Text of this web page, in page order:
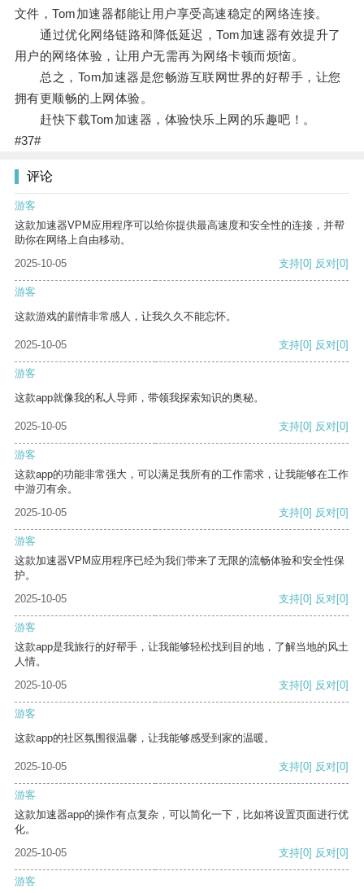
文件，Tom加速器都能让用户享受高速稳定的网络连接。
通过优化网络链路和降低延迟，Tom加速器有效提升了
用户的网络体验，让用户无需再为网络卡顿而烦恼。
总之，Tom加速器是您畅游互联网世界的好帮手，让您
拥有更顺畅的上网体验。
赶快下载Tom加速器，体验快乐上网的乐趣吧！。
#37#
评论
游客
这款加速器VPM应用程序可以给你提供最高速度和安全性的连接，并帮
助你在网络上自由移动。
2025-10-05
支持[0] 反对[0]
游客
这款游戏的剧情非常感人，让我久久不能忘怀。
2025-10-05 支持[0] 反对[0]
游客
这款app就像我的私人导师，带领我探索知识的奥秘。
2025-10-05 支持[0] 反对[0]
游客
这款app的功能非常强大，可以满足我所有的工作需求，让我能够在工作
中游刃有余。
2025-10-05
支持[0] 反对[0]
游客
这款加速器VPM应用程序已经为我们带来了无限的流畅体验和安全性保
护。
2025-10-05
支持[0] 反对[0]
游客
这款app是我旅行的好帮手，让我能够轻松找到目的地，了解当地的风土
人情。
2025-10-05
支持[0] 反对[0]
游客
这款app的社区氛围很温馨，让我能够感受到家的温暖。
2025-10-05 支持[0] 反对[0]
游客
这款加速器app的操作有点复杂，可以简化一下，比如将设置页面进行优
化。
2025-10-05
支持[0] 反对[0]
游客